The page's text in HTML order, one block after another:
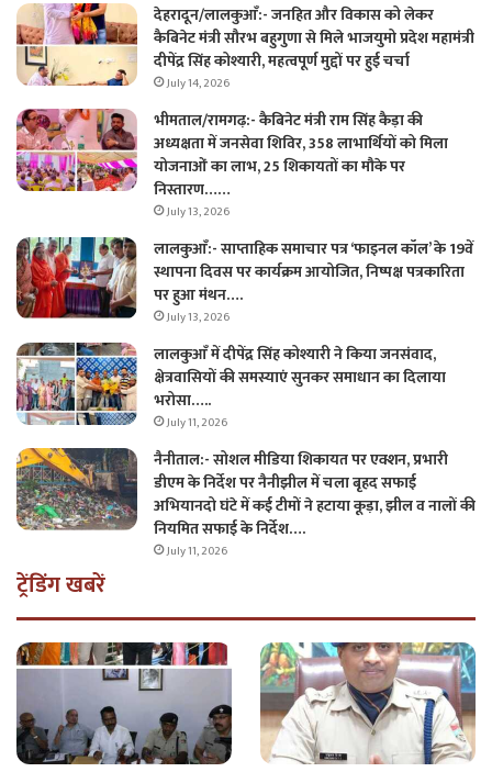
देहरादून/लालकुआँ:- जनहित और विकास को लेकर
कैबिनेट मंत्री सौरभ बहुगुणा से मिले भाजयुमो प्रदेश महामंत्री
दीपेंद्र सिंह कोश्यारी, महत्वपूर्ण मुद्दों पर हुई चर्चा
July 14, 2026
भीमताल/रामगढ़:- कैबिनेट मंत्री राम सिंह कैड़ा की
अध्यक्षता में जनसेवा शिविर, 358 लाभार्थियों को मिला
योजनाओं का लाभ, 25 शिकायतों का मौके पर
निस्तारण……
July 13, 2026
लालकुआँ:- साप्ताहिक समाचार पत्र ‘फाइनल कॉल’ के 19वें
स्थापना दिवस पर कार्यक्रम आयोजित, निष्पक्ष पत्रकारिता
पर हुआ मंथन….
July 13, 2026
लालकुआँ में दीपेंद्र सिंह कोश्यारी ने किया जनसंवाद,
क्षेत्रवासियों की समस्याएं सुनकर समाधान का दिलाया
भरोसा…..
July 11, 2026
नैनीताल:- सोशल मीडिया शिकायत पर एक्शन, प्रभारी
डीएम के निर्देश पर नैनीझील में चला बृहद सफाई
अभियानदो घंटे में कई टीमों ने हटाया कूड़ा, झील व नालों की
नियमित सफाई के निर्देश….
July 11, 2026
ट्रेंडिंग खबरें